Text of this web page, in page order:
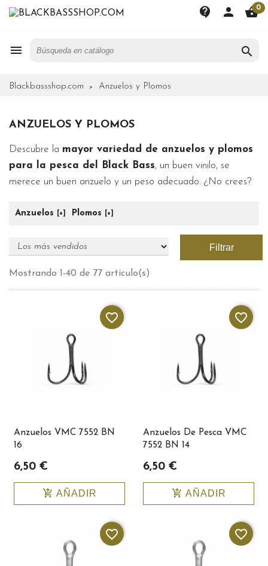
contact_support person shopping_basket0
 
Blackbassshop.com Anzuelos y Plomos
ANZUELOS Y PLOMOS
Descubre la mayor variedad de anzuelos y plomos
para la pesca del Black Bass, un buen vinilo, se
merece un buen anzuelo y un peso adecuado. ¿No crees?
Anzuelos Plomos
Filtrar
Mostrando 1-40 de 77 artículo(s)
Anzuelos VMC 7552 BN
16
6,50 €
add_shopping_cart AÑADIR
favorite_border
Anzuelos De Pesca VMC
7552 BN 14
6,50 €
add_shopping_cart AÑADIR
favorite_border
favorite_border favorite_border